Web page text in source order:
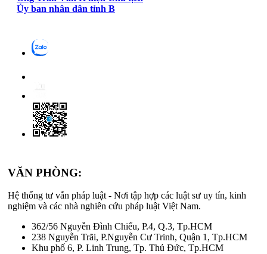
Ủy ban nhân dân tỉnh B
VĂN PHÒNG:
Hệ thống tư vẫn pháp luật - Nơi tập hợp các luật sư uy tín, kinh
nghiệm và các nhà nghiên cứu pháp luật Việt Nam.
362/56 Nguyễn Đình Chiểu, P.4, Q.3, Tp.HCM
238 Nguyễn Trãi, P.Nguyễn Cư Trinh, Quận 1, Tp.HCM
Khu phố 6, P. Linh Trung, Tp. Thủ Đức, Tp.HCM